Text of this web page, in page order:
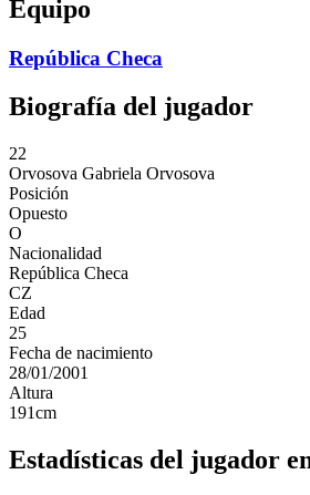
Equipo
República Checa
Biografía del jugador
22
Orvosova Gabriela Orvosova
Posición
Opuesto
O
Nacionalidad
República Checa
CZ
Edad
25
Fecha de nacimiento
28/01/2001
Altura
191cm
Estadísticas del jugador